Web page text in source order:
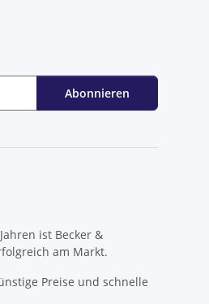
Abonnieren
ist Becker &
am Markt.
Preise und schnelle